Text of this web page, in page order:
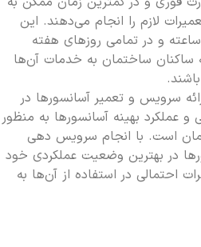
سرویس آسانسور را
سیم بکسل آسانسور چیست؟
ساختمان های برج هزینه
لازم را انجام می‌دهند. این
شرکت‌ها عموماً به صورت 24 ساعته و در تمامی روزهای هفته
ساکنان ساختمان به خدمات آن‌ها
سرویس و تعمیر آسانسورها در
عملکرد بهینه آسانسورها به منظور
است. با انجام سرویس دهی
در بهترین وضعیت عملکردی خود
احتمالی در استفاده از آن‌ها به